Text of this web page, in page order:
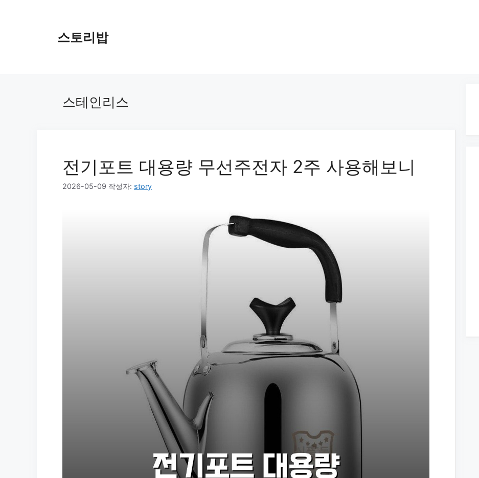
스토리밥
스테인리스
전기포트 대용량 무선주전자 2주 사용해보니
2026-05-09 작성자: story